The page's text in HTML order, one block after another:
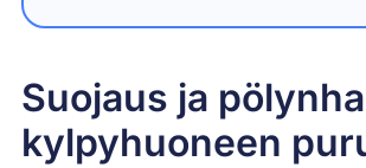
Suojaus ja
kylpyhuoneen